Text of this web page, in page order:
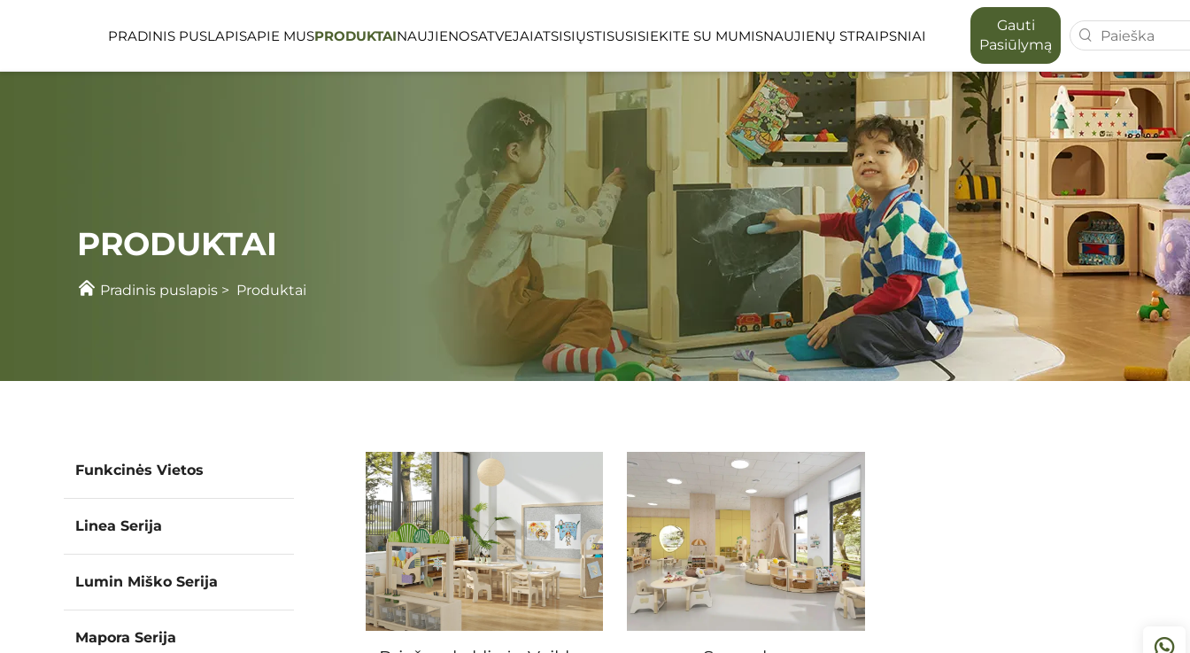
PRADINIS PUSLAPISAPIE MUSPRODUKTAI
LINEA SERIJA LUMIN MIŠKO SERIJA MAPORA SERIJA
VIEŠOSIOS VIETOS ATVIROS ORO VIETOS
NAUJIENOSATVEJAIATSISIŲSTISUSISIEKITE SU MUMISNAUJIENŲ STRAIPSNIAI
Gauti
Pasiūlymą
PRODUKTAI
Pradinis puslapis > Produktai
Funkcinės Vietos
Linea Serija
Lumin Miško Serija
Mapora Serija